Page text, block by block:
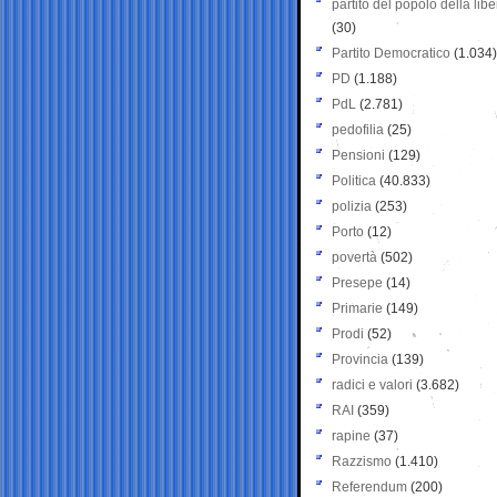
partito del popolo della
(30)
Partito Democratico (1.034)
PD (1.188)
PdL (2.781)
pedofilia (25)
Pensioni (129)
Politica (40.833)
polizia (253)
Porto (12)
povertà (502)
Presepe (14)
Primarie (149)
Prodi (52)
Provincia (139)
radici e valori (3.682)
RAI (359)
rapine (37)
Razzismo (1.410)
Referendum (200)